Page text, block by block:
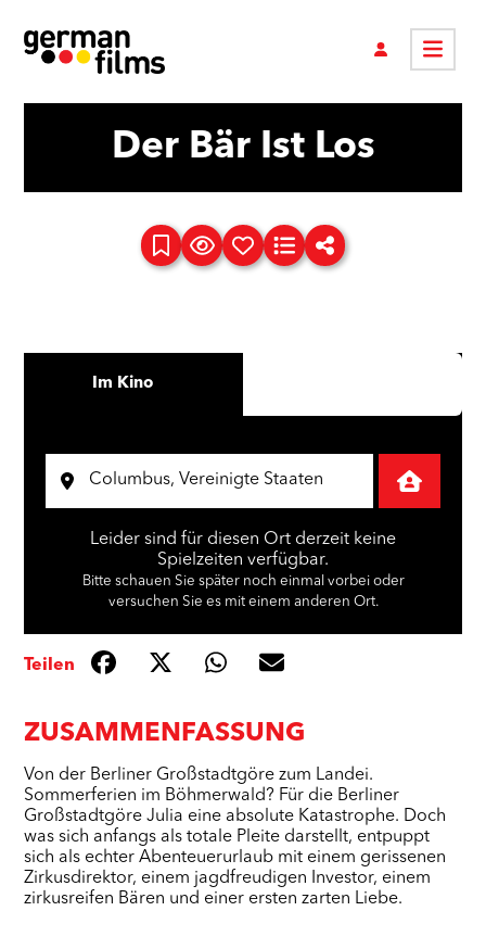
Der Bär Ist Los
ZUSAMMENFASSUNG
Von der Berliner Großstadtgöre zum Landei.
Sommerferien im Böhmerwald? Für die Berliner
Großstadtgöre Julia eine absolute Katastrophe. Doch
was sich anfangs als totale Pleite darstellt, entpuppt
sich als echter Abenteuerurlaub mit einem gerissenen
Zirkusdirektor, einem jagdfreudigen Investor, einem
zirkusreifen Bären und einer ersten zarten Liebe.
Im Kino
Leider sind für diesen Ort derzeit keine
Spielzeiten verfügbar.
Bitte schauen Sie später noch einmal vorbei oder
versuchen Sie es mit einem anderen Ort.
Teilen